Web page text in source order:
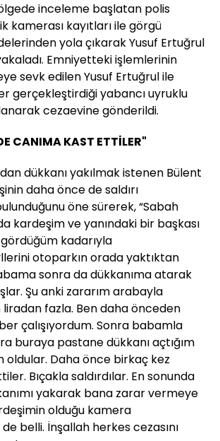
inceleme başlatan polis
kamerası kayıtları ile görgü
yola çıkarak Yusuf Ertuğrul
Emniyetteki işlemlerinin
sevk edilen Yusuf Ertuğrul ile
gerçekleştirdiği yabancı uyruklu
cezaevine gönderildi.
CANIMA KAST ETTİLER"
dükkanı yakılmak istenen Bülent
daha önce de saldırı
öne sürerek, “Sabah
kardeşim ve yanındaki bir başkası
kadarıyla
otoparkın orada yaktıktan
sonra da dükkanıma atarak
Şu anki zararım arabayla
fazla. Ben daha önceden
çalışıyordum. Sonra babamla
buraya pastane dükkanı açtığım
oldular. Daha önce birkaç kez
Bıçakla saldırdılar. En sonunda
yakarak bana zarar vermeye
olduğu kamera
belli. İnşallah herkes cezasını